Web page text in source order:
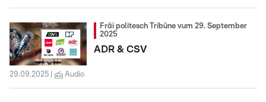
Fräi politesch Tribüne vum 29. September
2025
ADR & CSV
29.09.2025 Audio